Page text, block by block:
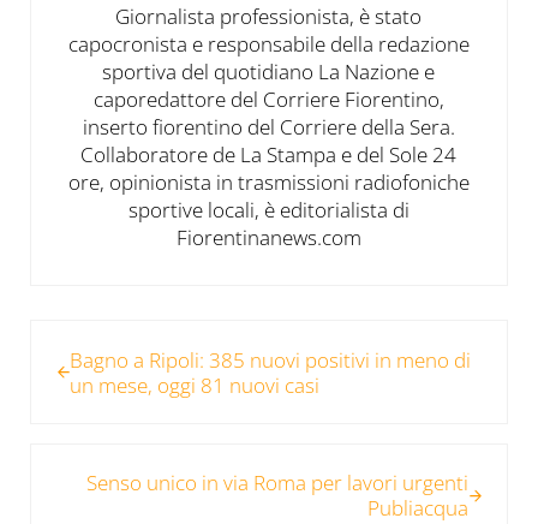
Giornalista professionista, è stato
capocronista e responsabile della redazione
sportiva del quotidiano La Nazione e
caporedattore del Corriere Fiorentino,
inserto fiorentino del Corriere della Sera.
Collaboratore de La Stampa e del Sole 24
ore, opinionista in trasmissioni radiofoniche
sportive locali, è editorialista di
Fiorentinanews.com
Bagno a Ripoli: 385 nuovi positivi in meno di
un mese, oggi 81 nuovi casi
Senso unico in via Roma per lavori urgenti
Publiacqua